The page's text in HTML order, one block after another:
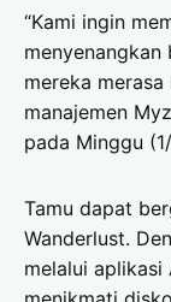
“Kami ingin
mereka
manajemen
pada Minggu
Tamu dapat
Wanderlust.
melalui